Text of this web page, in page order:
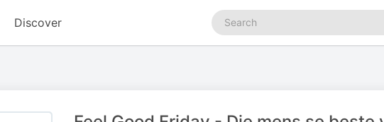
Discover
Search
podcasts